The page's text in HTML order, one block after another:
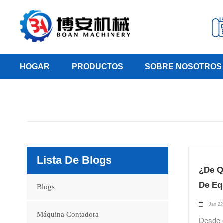
HOGAR PRODUCTOS SOBRE NOSOTROS
¿De
De
Jan
Desde dos simples cápsulas hasta un portador de precisión para ingredientes activos, una pequeña cápsula esconde la búsqueda máxima de la industria farmacéutica en ciencia de materiales y tecnología de producción."La carcasa de las cápsulas que tomamos a diario es en realidad una 'puerta molecular' meticulosamente diseñada", afirman los ingenieros que prueban el perfil de disolución de las nuevas cápsulas de HPMC en el laboratorio de I+D de BOAN Machinery.El material de la cubierta de la cápsula determina cómo
Lista De Blogs
Blogs
Máquina Contadora